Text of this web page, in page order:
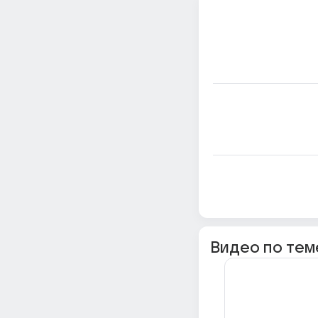
Видео по